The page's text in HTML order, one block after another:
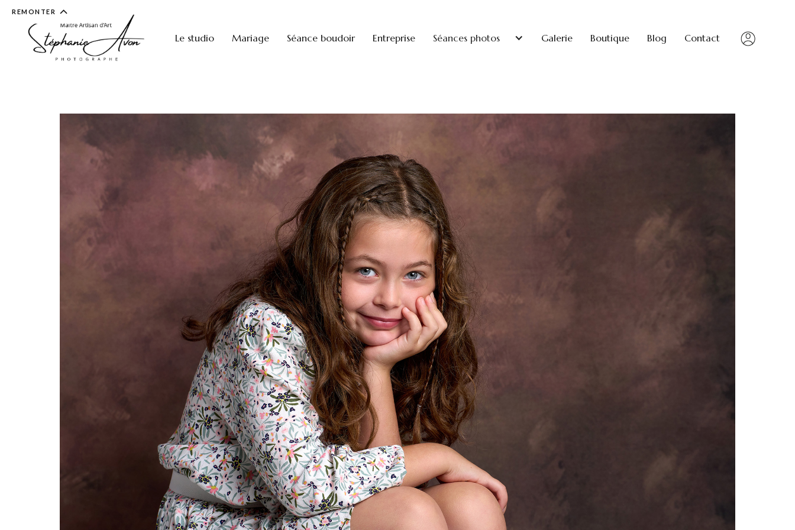
Le studio Mariage Séance boudoir Entreprise Séances photos Galerie Boutique Blog Contact
REMONTER